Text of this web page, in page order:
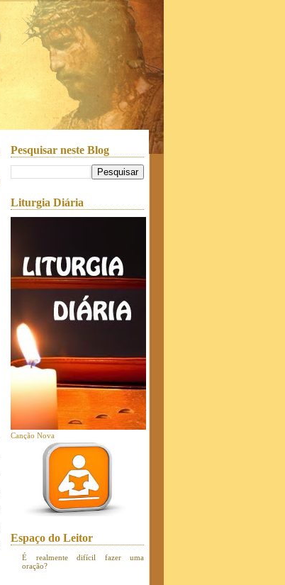
Pesquisar neste Blog
Liturgia Diária
Canção Nova
Espaço do Leitor
É realmente difícil fazer uma
oração?